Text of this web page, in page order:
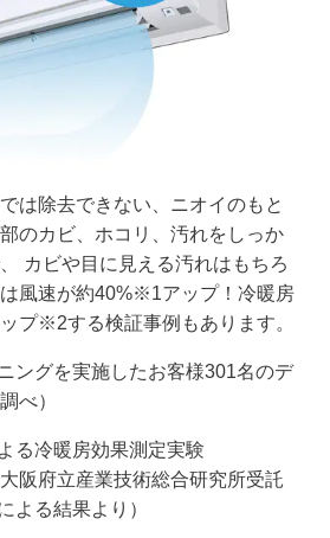
は除去できない、ニオイのもと
のカビ、ホコリ、汚れをしっか
カビや⽬に⾒える汚れはもちろ
風速が約40%※1アップ！冷暖房
プ※2する検証事例もあります。
ングを実施したお客様301名のデ
べ）
る冷暖房効果測定実験
阪府立産業技術総合研究所受託
よる結果より）